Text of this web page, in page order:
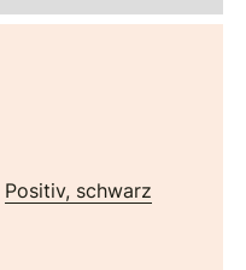
Positiv, schwarz